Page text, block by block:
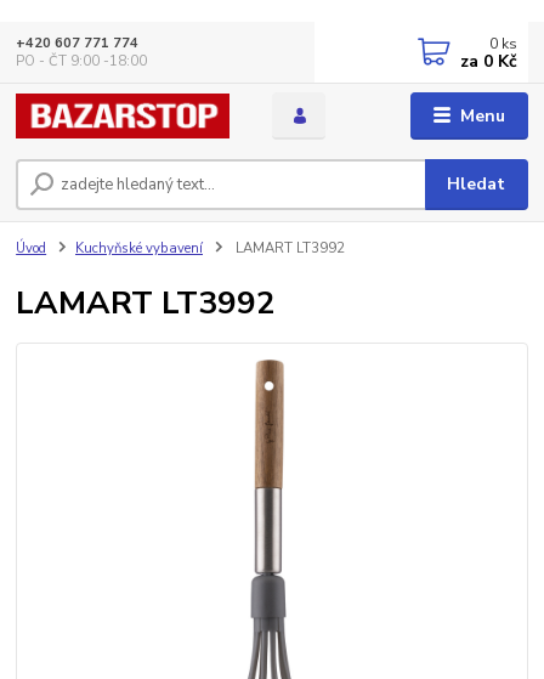
Menu
Hledat
+420 607 771 774
PO - ČT 9:00 -18:00
0 ks
za 0 Kč
Úvod Kuchyňské vybavení LAMART LT3992
LAMART LT3992